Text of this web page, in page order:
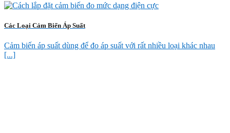
Các Loại Cảm Biến Áp Suất
Cảm biến áp suất dùng để đo áp suất với rất nhiều loại khác nhau
[...]